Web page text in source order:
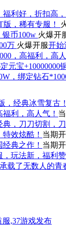
福利好，折扣高
版，稀有专服！
银币100w 火爆开
万 火爆开服开始
，高福利，高
元宝+10000000
，绑定钻石
，经典冰雪复古
利，高人气！
，刀刀切割，
效炫酷！ 当期
典之作！ 当期
，玩法新，福利
载了无数人的青
,37游戏发布